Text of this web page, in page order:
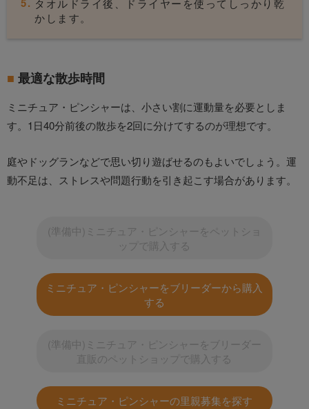
タオルドライ後、ドライヤーを使ってしっかり乾
かします。
最適な散歩時間
ミニチュア・ピンシャーは、小さい割に運動量を必要としま
す。1日40分前後の散歩を2回に分けてするのが理想です。
庭やドッグランなどで思い切り遊ばせるのもよいでしょう。運
動不足は、ストレスや問題行動を引き起こす場合があります。
(準備中)ミニチュア・ピンシャーをペットショ
ップで購入する
ミニチュア・ピンシャーをブリーダーから購入
する
(準備中)ミニチュア・ピンシャーをブリーダー
直販のペットショップで購入する
ミニチュア・ピンシャーの里親募集を探す